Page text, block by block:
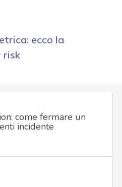
ecco la
risk
come fermare un
incidente